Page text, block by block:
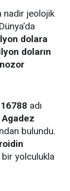
nadir jeolojik
dolara
doların
adı
Agadez
bulundu.
bir yolculukla